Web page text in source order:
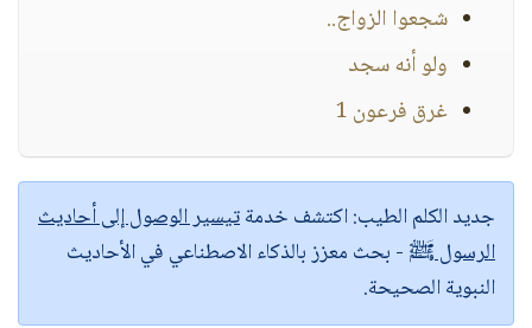
شجعوا الزواج..
ولو أنه سجد
غرق فرعون 1
جديد الكلم الطيب:اكتشف خدمةتيسير الوصول إلى أحاديث
الرسول ﷺ - بحث معزز بالذكاء الاصطناعي في الأحاديث
النبوية الصحيحة.